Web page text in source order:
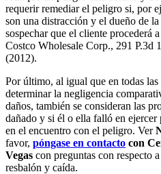
requerir remediar el peligro si, por
son una distracción y el dueño de
sospechar que el cliente procederá
Costco Wholesale Corp., 291 P.3d
(2012).
Por último, al igual que en todas
determinar la negligencia
daños, también se consideran las
dañado y si él o ella falló en
en el encuentro con el peligro. Ver
favor, póngase en contacto con
Vegas con preguntas con respecto
resbalón y caída.